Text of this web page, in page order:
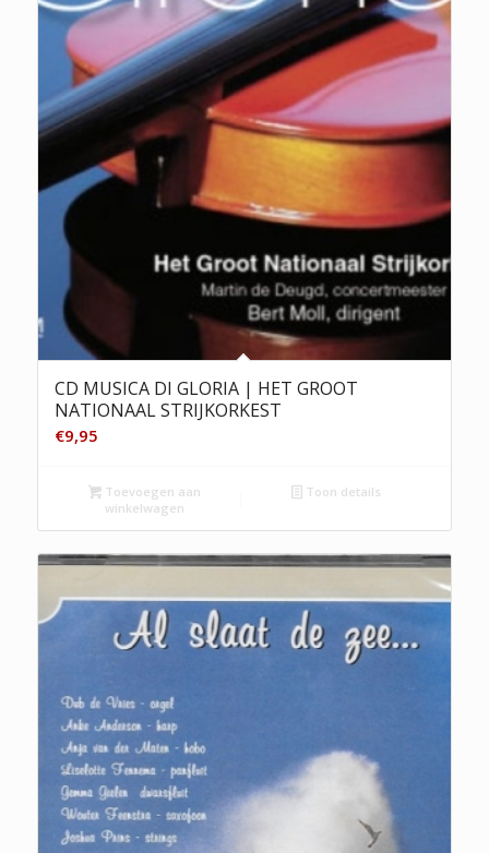
CD MUSICA DI GLORIA | HET GROOT
NATIONAAL STRIJKORKEST
€9,95
Toevoegen aan
winkelwagen
Toon details